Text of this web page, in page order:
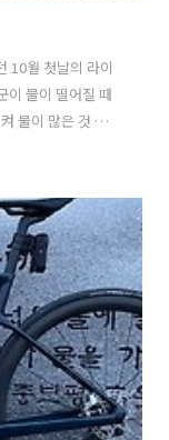
10월 첫날의 라이
이 물이 떨어질 때
물이 많은 것 처
대에 위치한 독산